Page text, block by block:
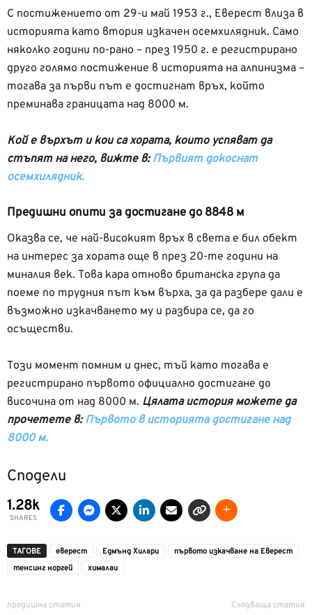
С постижението от 29-и май 1953 г., Еверест влиза в
историята като втория изкачен осемхилядник. Само
няколко години по-рано – през 1950 г. е регистрирано
друго голямо постижение в историята на алпинизма –
тогава за първи път е достигнат връх, който
преминава границата над 8000 м.
Кой е върхът и кои са хората, които успяват да
стъпят на него, вижте в:Първият докоснат
осемхилядник.
Предишни опити за достигане до 8848 м
Оказва се, че най-високият връх в света е бил обект
на интерес за хората още в през 20-те години на
миналия век. Това кара отново британска група да
поеме по трудния път към върха, за да разбере дали е
възможно изкачването му и разбира се, да го
осъществи.
Този момент помним и днес, тъй като тогава е
регистрирано първото официално достигане до
височина от над 8000 м. Цялата история можете да
прочетете в:Първото в историята достигане над
8000 м.
Сподели
1.28k
SHARES
ТАГОВЕ еверест Едмънд Хилари
първото изкачване на Еверест
тенсинг норгей
хималаи
предишна статия Следваща статия